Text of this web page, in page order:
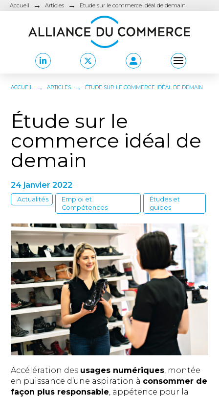
Accueil → Articles → Étude sur le commerce idéal de demain
ACCUEIL → ARTICLES → ÉTUDE SUR LE COMMERCE IDÉAL DE DEMAIN
Étude sur le
commerce idéal de
demain
24 janvier 2022
Actualités
Emploi et
Compétences
Études et
guides
Accélération des usages numériques , montée
en puissance d’une aspiration à consommer de
façon plus responsable , appétence pour la